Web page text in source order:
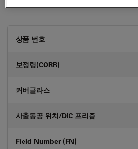
상품 번호
보정링(CORR)
커버글라스
사출동공 위치/DIC 프리즘
Field Number (FN)